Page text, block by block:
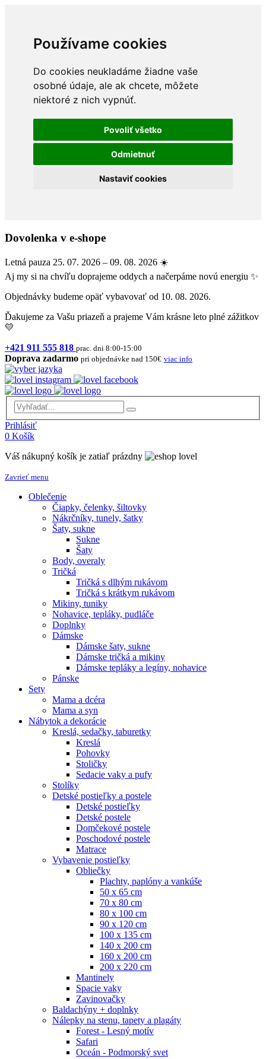
Používame cookies
Do cookies neukladáme žiadne vaše
osobné údaje, ale ak chcete, môžete
niektoré z nich vypnúť.
Povoliť všetko
Odmietnuť
Nastaviť cookies
Dovolenka v e-shope
Letná pauza 25. 07. 2026 – 09. 08. 2026 ☀️
Aj my si na chvíľu doprajeme oddych a načerpáme novú energiu ✨
Objednávky budeme opäť vybavovať od 10. 08. 2026.
Ďakujeme za Vašu priazeň a prajeme Vám krásne leto plné zážitkov
💛
+421 911 555 818 prac. dni 8:00-15:00
Doprava zadarmo pri objednávke nad 150€ viac info
Prihlásiť
0 Košík
Váš nákupný košík je zatiaľ prázdny
Zavrieť menu
Oblečenie
Čiapky, čelenky, šiltovky
Nákrčníky, tunely, šatky
Šaty, sukne
Sukne
Šaty
Body, overaly
Tričká
Tričká s dlhým rukávom
Tričká s krátkym rukávom
Mikiny, tuniky
Nohavice, tepláky, pudláče
Doplnky
Dámske
Dámske šaty, sukne
Dámske tričká a mikiny
Dámske tepláky a legíny, nohavice
Pánske
Sety
Mama a dcéra
Mama a syn
Nábytok a dekorácie
Kreslá, sedačky, taburetky
Kreslá
Pohovky
Stoličky
Sedacie vaky a pufy
Stolíky
Detské postieľky a postele
Detské postieľky
Detské postele
Domčekové postele
Poschodové postele
Matrace
Vybavenie postieľky
Obliečky
Plachty, paplóny a vankúše
50 x 65 cm
70 x 80 cm
80 x 100 cm
90 x 120 cm
100 x 135 cm
140 x 200 cm
160 x 200 cm
200 x 220 cm
Mantinely
Spacie vaky
Zavinovačky
Baldachýny + doplnky
Nálepky na stenu, tapety a plagáty
Forest - Lesný motív
Safari
Oceán - Podmorský svet